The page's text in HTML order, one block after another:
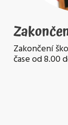
Zakončení
čase od 8.00